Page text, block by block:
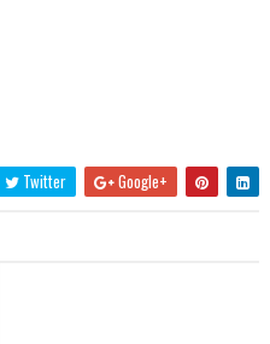
Twitter Google+